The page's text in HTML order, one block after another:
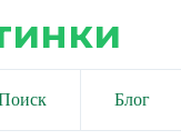
Блог